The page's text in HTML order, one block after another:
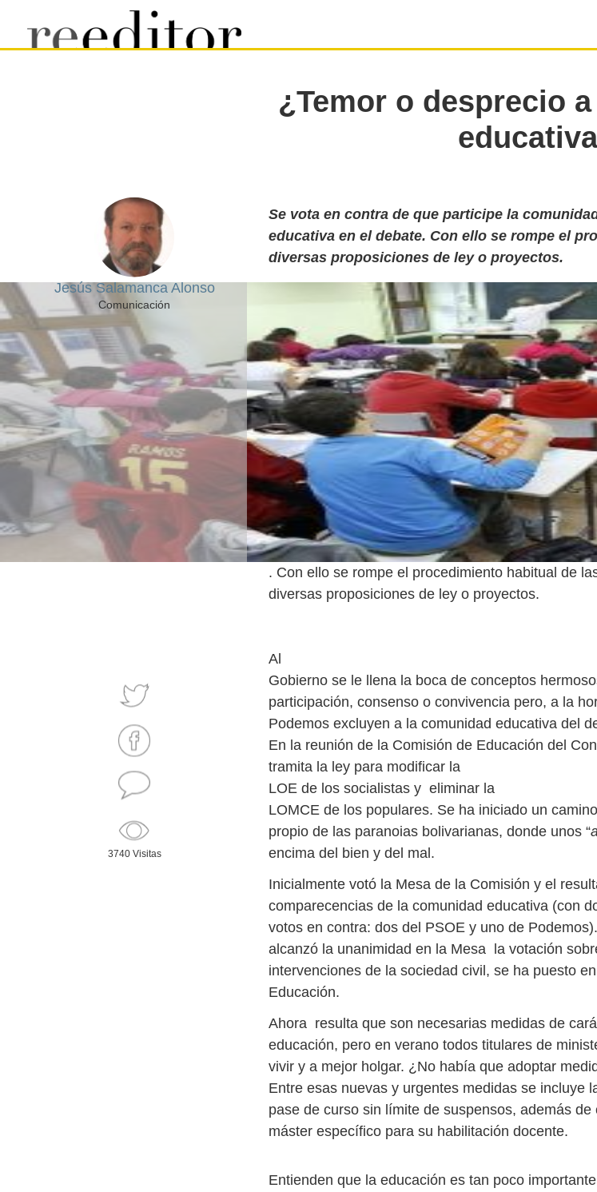
Jesús Salamanca Alonso
Comunicación
¿Temor o desprecio
Se vota en contra de que participe la
educativa en el debate. Con ello se rompe el
diversas proposiciones de ley o proyectos.
3740 Visitas
. Con ello se rompe el procedimiento habitual de
diversas proposiciones de ley o proyectos.
Al
Gobierno se le llena la boca de conceptos
participación, consenso o convivencia pero, a la
Podemos excluyen a la comunidad educativa del
En la reunión de la Comisión de Educación del
tramita la ley para modificar la
LOE de los socialistas y eliminar la
LOMCE de los populares. Se ha iniciado un
propio de las paranoias bolivarianas, donde unos “
encima del bien y del mal.
Inicialmente votó la Mesa de la Comisión y el
comparecencias de la comunidad educativa (con
votos en contra: dos del PSOE y uno de
alcanzó la unanimidad en la Mesa la votación
intervenciones de la sociedad civil, se ha puesto
Educación.
Ahora resulta que son necesarias medidas de
educación, pero en verano todos titulares de
vivir y a mejor holgar. ¿No había que adoptar
Entre esas nuevas y urgentes medidas se incluye
pase de curso sin límite de suspensos, además de
máster específico para su habilitación docente.
Entienden que la educación es tan poco